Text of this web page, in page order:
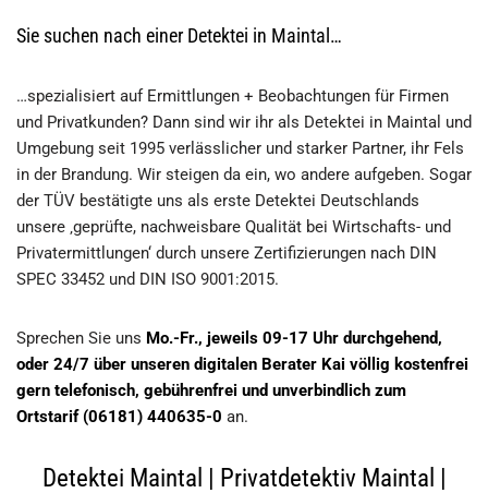
Sie suchen nach einer Detektei in Maintal…
…spezialisiert auf Ermittlungen + Beobachtungen für Firmen
und Privatkunden? Dann sind wir ihr als Detektei in Maintal und
Umgebung seit 1995 verlässlicher und starker Partner, ihr Fels
in der Brandung. Wir steigen da ein, wo andere aufgeben. Sogar
der TÜV bestätigte uns als erste Detektei Deutschlands
unsere ‚geprüfte, nachweisbare Qualität bei Wirtschafts- und
Privatermittlungen‘ durch unsere Zertifizierungen nach DIN
SPEC 33452 und DIN ISO 9001:2015.
Sprechen Sie uns Mo.-Fr., jeweils 09-17 Uhr durchgehend,
oder 24/7 über unseren digitalen Berater Kai völlig kostenfrei
gern telefonisch, gebührenfrei und unverbindlich zum
Ortstarif (06181) 440635-0 an.
Detektei Maintal | Privatdetektiv Maintal |